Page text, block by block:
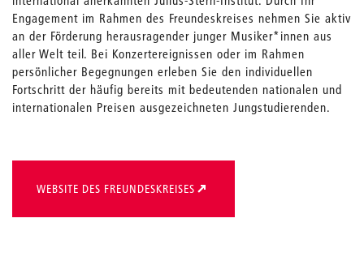
Engagement im Rahmen des Freundeskreises nehmen Sie aktiv
an der Förderung herausragender junger Musiker*innen aus
aller Welt teil. Bei Konzertereignissen oder im Rahmen
persönlicher Begegnungen erleben Sie den individuellen
Fortschritt der häufig bereits mit bedeutenden nationalen und
internationalen Preisen ausgezeichneten Jungstudierenden.
WEBSITE DES FREUNDESKREISES